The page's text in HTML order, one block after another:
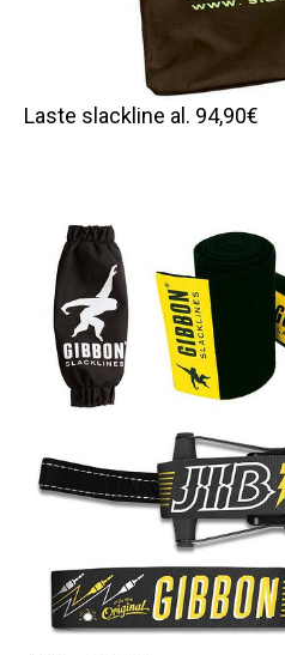
Laste slackline al. 94,90€